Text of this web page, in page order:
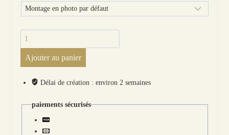
quantité
de
Boucles
d'oreilles
chats
Tissu
Ajouter au panier
Délai de création : environ 2 semaines
paiements sécurisés